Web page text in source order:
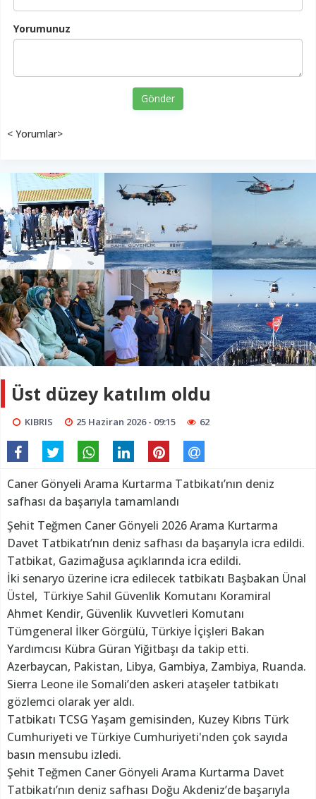
Yorumunuz
Gönder
< Yorumlar>
Üst düzey katılım oldu
KIBRIS 25 Haziran 2026 - 09:15 62
Caner Gönyeli Arama Kurtarma Tatbikatı’nın deniz
safhası da başarıyla tamamlandı
Şehit Teğmen Caner Gönyeli 2026 Arama Kurtarma
Davet Tatbikatı’nın deniz safhası da başarıyla icra edildi.
Tatbikat, Gazimağusa açıklarında icra edildi.
İki senaryo üzerine icra edilecek tatbikatı Başbakan Ünal
Üstel, Türkiye Sahil Güvenlik Komutanı Koramiral
Ahmet Kendir, Güvenlik Kuvvetleri Komutanı
Tümgeneral İlker Görgülü, Türkiye İçişleri Bakan
Yardımcısı Kübra Güran Yiğitbaşı da takip etti.
Azerbaycan, Pakistan, Libya, Gambiya, Zambiya, Ruanda.
Sierra Leone ile Somali’den askeri ataşeler tatbikatı
gözlemci olarak yer aldı.
Tatbikatı TCSG Yaşam gemisinden, Kuzey Kıbrıs Türk
Cumhuriyeti ve Türkiye Cumhuriyeti'nden çok sayıda
basın mensubu izledi.
Şehit Teğmen Caner Gönyeli Arama Kurtarma Davet
Tatbikatı’nın deniz safhası Doğu Akdeniz’de başarıyla